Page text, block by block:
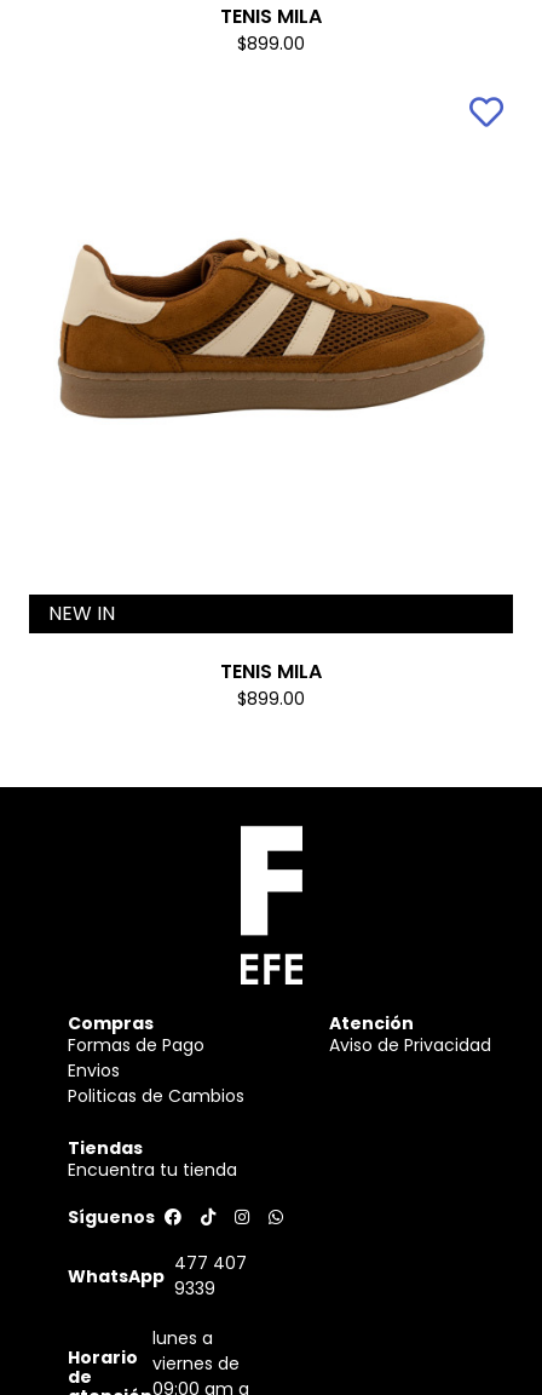
TENIS MILA
$899.00
NEW IN
TENIS MILA
$899.00
Compras
Formas de Pago
Envios
Politicas de Cambios
Atención
Aviso de Privacidad
Tiendas
Encuentra tu tienda
Síguenos
WhatsApp
477 407
9339
Horario
de
lunes a
viernes de
09:00 am a